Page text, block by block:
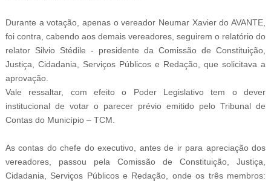
Durante a votação, apenas o vereador Neumar Xavier do AVANTE,
foi contra, cabendo aos demais vereadores, seguirem o relatório do
relator Silvio Stédile - presidente da Comissão de Constituição,
Justiça, Cidadania, Serviços Públicos e Redação, que solicitava a
aprovação.
Vale ressaltar, com efeito o Poder Legislativo tem o dever
institucional de votar o parecer prévio emitido pelo Tribunal de
Contas do Município – TCM.
As contas do chefe do executivo, antes de ir para apreciação dos
vereadores, passou pela Comissão de Constituição, Justiça,
Cidadania, Serviços Públicos e Redação, onde os três membros: